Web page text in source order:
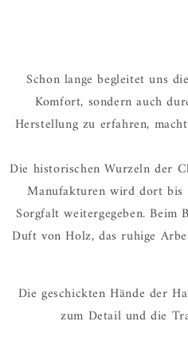
Schon lange begleitet uns
Komfort, sondern auch
Herstellung zu erfahren,
Die historischen Wurzeln der
Manufakturen wird dort bis
Sorgfalt weitergegeben.
Duft von Holz, das ruhige
Die geschickten Hände der
zum Detail und die